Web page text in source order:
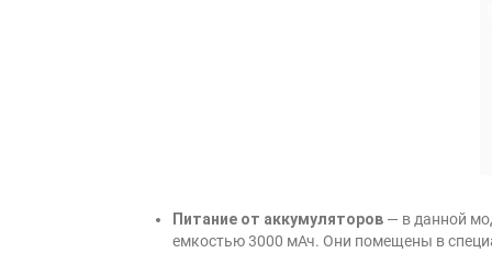
Питание от аккумуляторов — в данной
емкостью 3000 мАч. Они помещены в